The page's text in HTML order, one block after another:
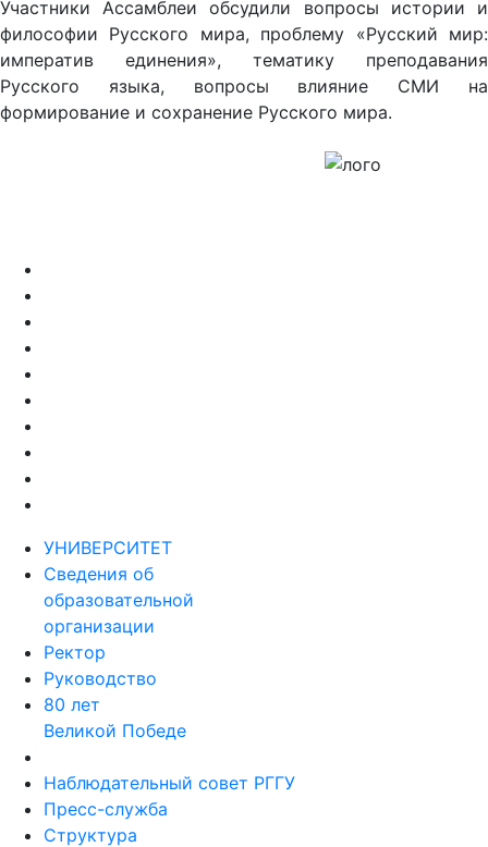
Участники Ассамблеи обсудили вопросы истории и
философии Русского мира, проблему «Русский мир:
императив единения», тематику преподавания
Русского языка, вопросы влияние СМИ на
формирование и сохранение Русского мира.
УНИВЕРСИТЕТ
Сведения об
образовательной
организации
Ректор
Руководство
80 лет
Великой Победе
Наблюдательный совет РГГУ
Пресс-служба
Структура